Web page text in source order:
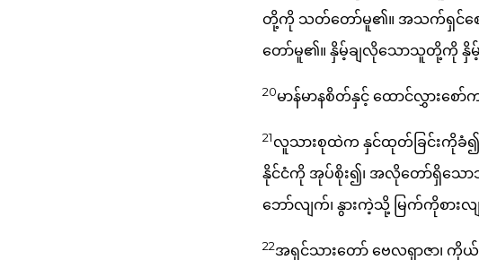
တို့ကို သတ်တော်မူ၏။ အသက်ရှင်စေလို
တော်မူ၏။ နှိမ့်ချလိုသောသူတို့ကို နှိမ့်
20မာန်မာနစိတ်နှင့် ထောင်လွှားစော်
21လူသားစုထဲက နှင်ထုတ်ခြင်းကိုခံ၍
နိုင်ငံကို အုပ်စိုး၍၊ အလိုတော်ရှိသေ
ဘော်လျက်၊ နွားကဲ့သို့ မြက်ကိုစား
22အရှင်သားတော် ဗေလရှာဇာ၊